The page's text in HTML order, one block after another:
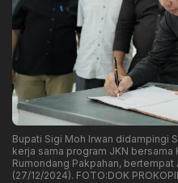
Bupati Sigi Moh Irwan didampingi
kerja sama program JKN bersama
Rumondang Pakpahan, bertempat
(27/12/2024). FOTO:DOK